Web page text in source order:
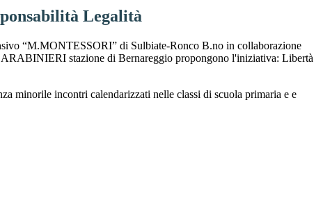
Legalità
“M.MONTESSORI” di Sulbiate-Ronco B.no in collaborazione
stazione di Bernareggio propongono l'iniziativa: Libertà
minorile incontri calendarizzati nelle classi di scuola primaria e e